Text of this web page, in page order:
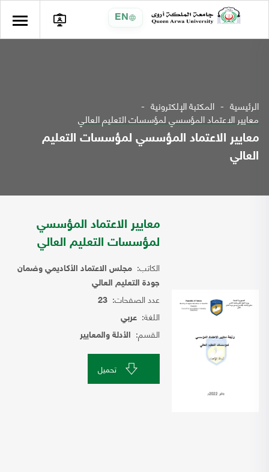
EN
الرئيسية المكتبة الإلكترونية
معايير الاعتماد المؤسسي لمؤسسات التعليم العالي
معايير الاعتماد المؤسسي لمؤسسات التعليم
العالي
معايير الاعتماد المؤسسي
لمؤسسات التعليم العالي
الكاتب: مجلس الاعتماد الأكاديمي وضمان
جودة التعليم العالي
عدد الصفحات: 23
اللغة: عربي
القسم: الأدلة والمعايير
تحميل